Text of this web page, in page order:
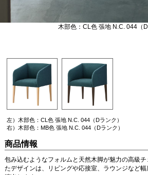
木部色：CL色 張地 N.C. 044（D
左）木部色：CL色 張地 N.C. 044（Dランク）
右）木部色：MB色 張地 N.C. 044（Dランク）
商品情報
包み込むようなフォルムと天然木脚が魅力の高級
たデザインは、リビングや応接室、ラウンジなど